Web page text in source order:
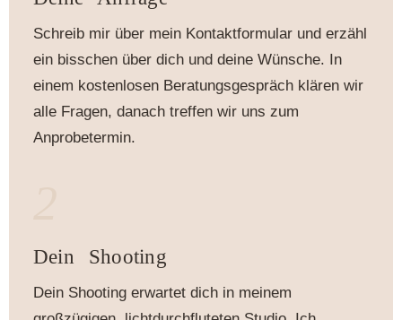
Schreib mir über mein Kontaktformular und erzähl
ein bisschen über dich und deine Wünsche. In
einem kostenlosen Beratungsgespräch klären wir
alle Fragen, danach treffen wir uns zum
Anprobetermin.
Dein Shooting
Dein Shooting erwartet dich in meinem